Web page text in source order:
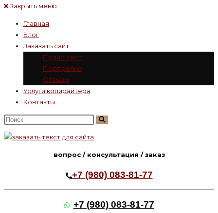
Закрыть меню
Главная
Блог
Заказать сайт
Прайс-лист
Портфолио
Отзывы
Услуги копирайтера
Контакты
Поиск
на
сайте
вопрос / консультация / заказ
+7 (980) 083-81-77
+7 (980) 083-81-77